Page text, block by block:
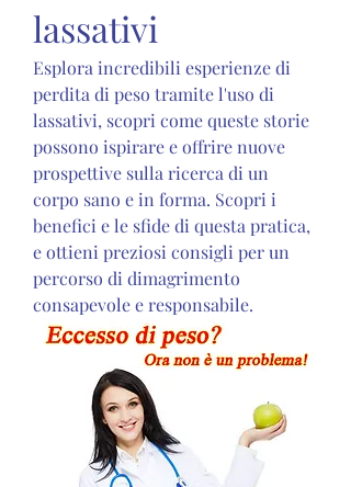
lassativi
Esplora incredibili esperienze di
perdita di peso tramite l'uso di
lassativi, scopri come queste storie
possono ispirare e offrire nuove
prospettive sulla ricerca di un
corpo sano e in forma. Scopri i
benefici e le sfide di questa pratica,
e ottieni preziosi consigli per un
percorso di dimagrimento
consapevole e responsabile.